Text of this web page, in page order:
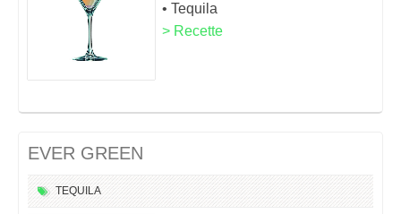
• Tequila
> Recette
EVER GREEN
TEQUILA